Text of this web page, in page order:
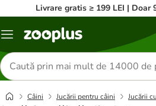
Livrare gratis ≥ 199 LEI | Doar
Categorii
Căutare
produse
Câini Jucării pentru câini Jucării